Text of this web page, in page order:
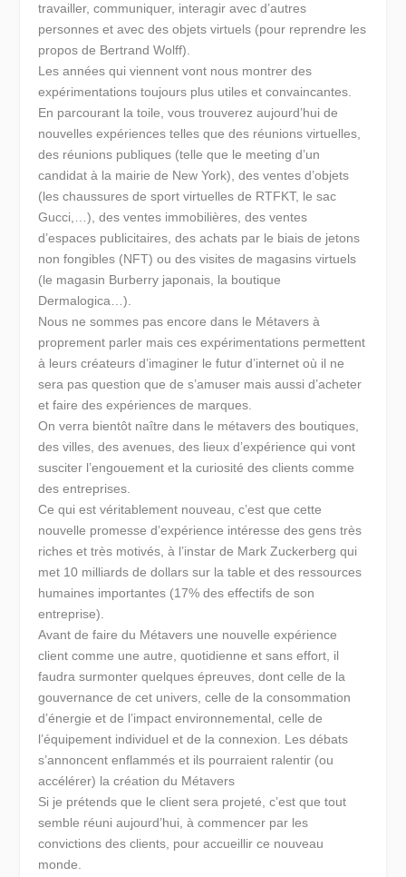
travailler, communiquer, interagir avec d’autres
personnes et avec des objets virtuels (pour reprendre les
propos de Bertrand Wolff).
Les années qui viennent vont nous montrer des
expérimentations toujours plus utiles et convaincantes.
En parcourant la toile, vous trouverez aujourd’hui de
nouvelles expériences telles que des réunions virtuelles,
des réunions publiques (telle que le meeting d’un
candidat à la mairie de New York), des ventes d’objets
(les chaussures de sport virtuelles de RTFKT, le sac
Gucci,…), des ventes immobilières, des ventes
d’espaces publicitaires, des achats par le biais de jetons
non fongibles (NFT) ou des visites de magasins virtuels
(le magasin Burberry japonais, la boutique
Dermalogica…).
Nous ne sommes pas encore dans le Métavers à
proprement parler mais ces expérimentations permettent
à leurs créateurs d’imaginer le futur d’internet où il ne
sera pas question que de s’amuser mais aussi d’acheter
et faire des expériences de marques.
On verra bientôt naître dans le métavers des boutiques,
des villes, des avenues, des lieux d’expérience qui vont
susciter l’engouement et la curiosité des clients comme
des entreprises.
Ce qui est véritablement nouveau, c’est que cette
nouvelle promesse d’expérience intéresse des gens très
riches et très motivés, à l’instar de Mark Zuckerberg qui
met 10 milliards de dollars sur la table et des ressources
humaines importantes (17% des effectifs de son
entreprise).
Avant de faire du Métavers une nouvelle expérience
client comme une autre, quotidienne et sans effort, il
faudra surmonter quelques épreuves, dont celle de la
gouvernance de cet univers, celle de la consommation
d’énergie et de l’impact environnemental, celle de
l’équipement individuel et de la connexion. Les débats
s’annoncent enflammés et ils pourraient ralentir (ou
accélérer) la création du Métavers
Si je prétends que le client sera projeté, c’est que tout
semble réuni aujourd’hui, à commencer par les
convictions des clients, pour accueillir ce nouveau
monde.